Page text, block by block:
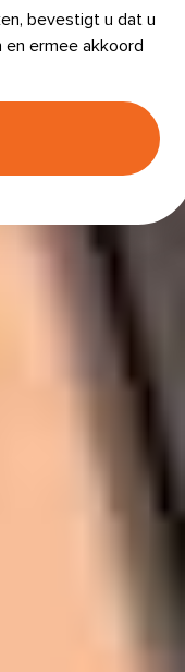
bevestigt u dat u
en ermee akkoord